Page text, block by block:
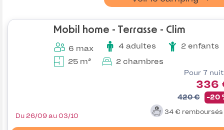
Mobil home - Terrasse - Clim
6 max 4 adultes
2 enfants
25 m²
2 chambres
Pour 7
336
420 € -20
34 € remboursés
Du 26/09 au 03/10